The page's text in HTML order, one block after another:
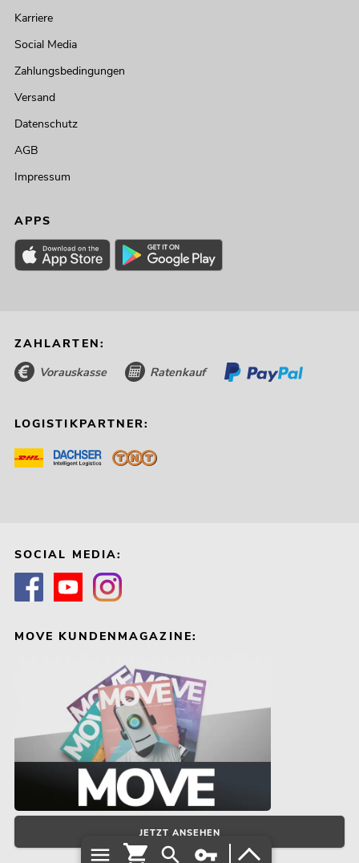
Karriere
Social Media
Zahlungsbedingungen
Versand
Datenschutz
AGB
Impressum
APPS
ZAHLARTEN:
Vorauskasse Ratenkauf
LOGISTIKPARTNER:
SOCIAL MEDIA:
MOVE KUNDENMAGAZINE:
JETZT ANSEHEN